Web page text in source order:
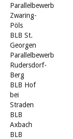
Parallelbewerb
Zwaring-
Pöls
BLB St.
Georgen
Parallelbewerb
Rudersdorf-
Berg
BLB Hof
bei
Straden
BLB
Axbach
BLB